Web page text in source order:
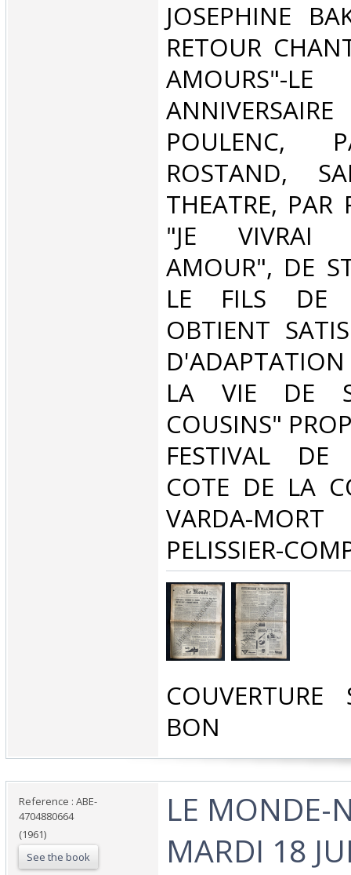
JOSEPHINE
RETOUR
POULENC,
ROSTAND,
THEATRE, PAR
"JE VIVRAI
AMOUR", DE
LE FILS DE
OBTIENT
LA VIE DE
COUSINS"
FESTIVAL
COTE DE LA
VARDA-
PELISSIER-
BON‎
Reference : ABE-
4704880664
(1961)
See the book
‎LE MONDE-
MARDI 18